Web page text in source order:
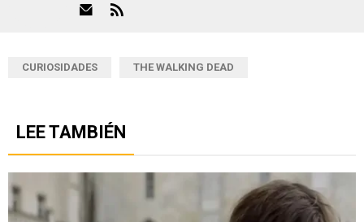
CURIOSIDADES THE WALKING DEAD
LEE TAMBIÉN